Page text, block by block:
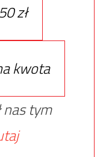
zł
kwota
nas tym